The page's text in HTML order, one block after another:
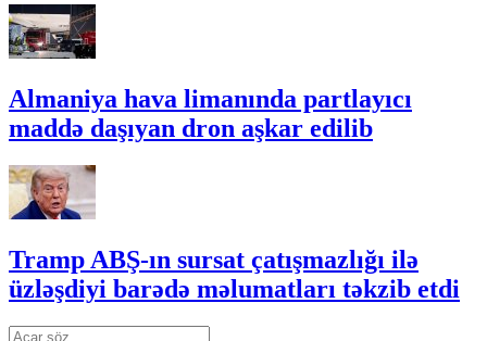
Almaniya hava limanında partlayıcı
maddə daşıyan dron aşkar edilib
Tramp ABŞ-ın sursat çatışmazlığı ilə
üzləşdiyi barədə məlumatları təkzib etdi